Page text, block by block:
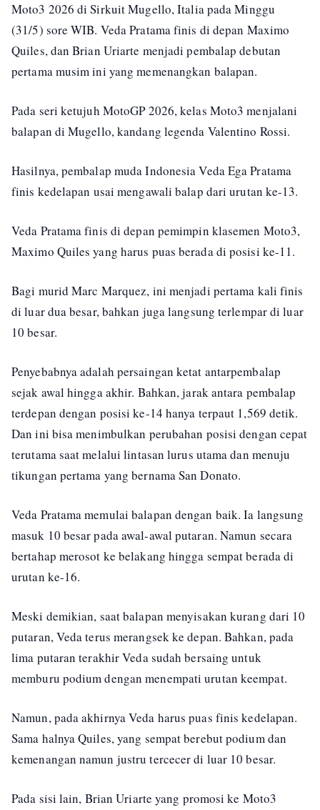
Moto3 2026 di Sirkuit Mugello, Italia pada Minggu
(31/5) sore WIB. Veda Pratama finis di depan Maximo
Quiles, dan Brian Uriarte menjadi pembalap debutan
pertama musim ini yang memenangkan balapan.
Pada seri ketujuh MotoGP 2026, kelas Moto3 menjalani
balapan di Mugello, kandang legenda Valentino Rossi.
Hasilnya, pembalap muda Indonesia Veda Ega Pratama
finis kedelapan usai mengawali balap dari urutan ke-13.
Veda Pratama finis di depan pemimpin klasemen Moto3,
Maximo Quiles yang harus puas berada di posisi ke-11.
Bagi murid Marc Marquez, ini menjadi pertama kali finis
di luar dua besar, bahkan juga langsung terlempar di luar
10 besar.
Penyebabnya adalah persaingan ketat antarpembalap
sejak awal hingga akhir. Bahkan, jarak antara pembalap
terdepan dengan posisi ke-14 hanya terpaut 1,569 detik.
Dan ini bisa menimbulkan perubahan posisi dengan cepat
terutama saat melalui lintasan lurus utama dan menuju
tikungan pertama yang bernama San Donato.
Veda Pratama memulai balapan dengan baik. Ia langsung
masuk 10 besar pada awal-awal putaran. Namun secara
bertahap merosot ke belakang hingga sempat berada di
urutan ke-16.
Meski demikian, saat balapan menyisakan kurang dari 10
putaran, Veda terus merangsek ke depan. Bahkan, pada
lima putaran terakhir Veda sudah bersaing untuk
memburu podium dengan menempati urutan keempat.
Namun, pada akhirnya Veda harus puas finis kedelapan.
Sama halnya Quiles, yang sempat berebut podium dan
kemenangan namun justru tercecer di luar 10 besar.
Pada sisi lain, Brian Uriarte yang promosi ke Moto3